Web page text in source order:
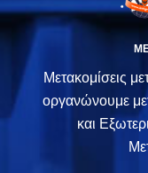
Μετακομίσεις
οργανώνουμε
και